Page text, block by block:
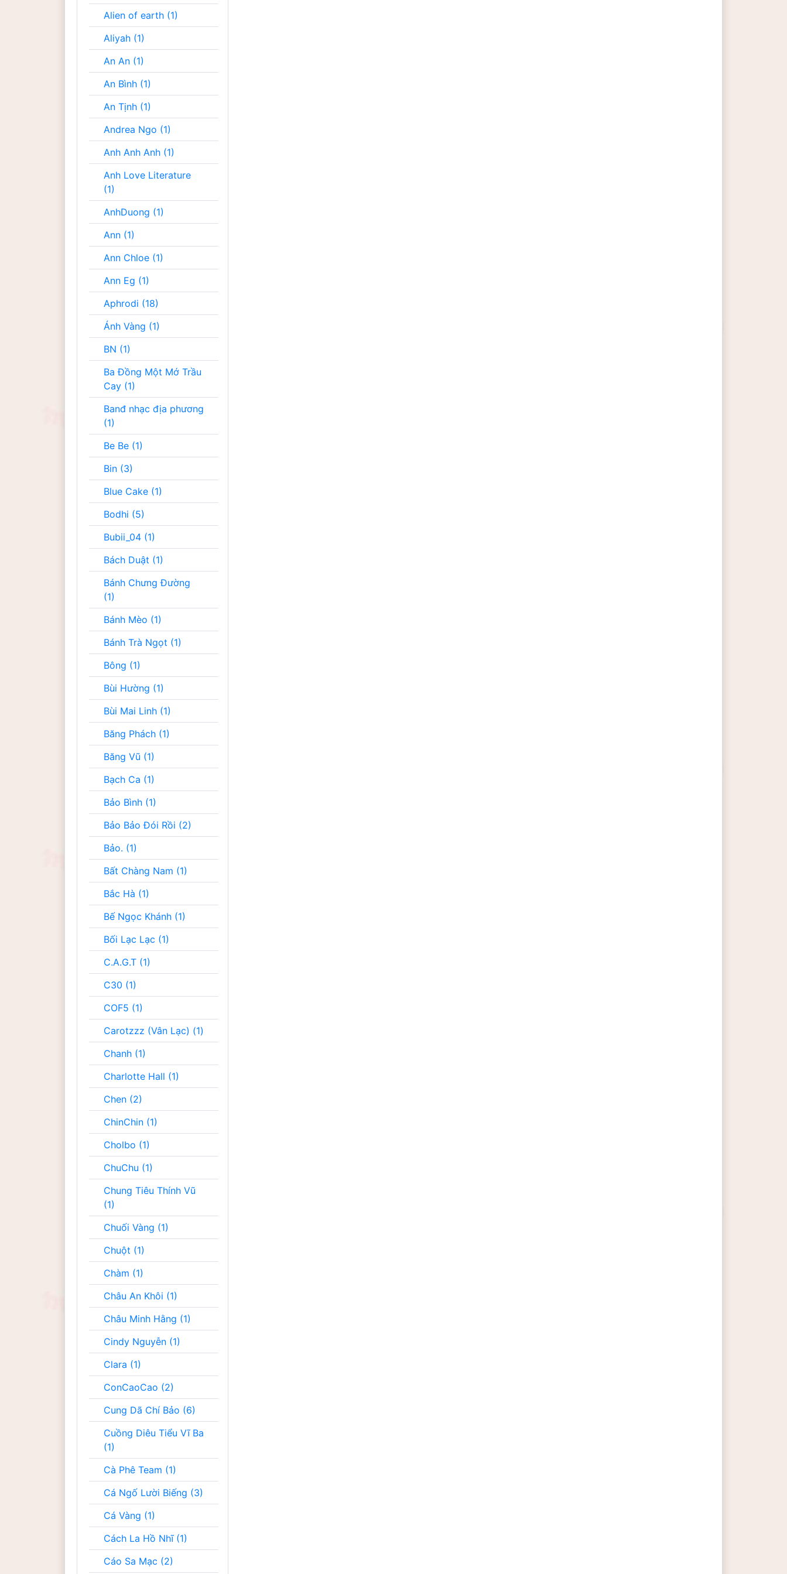
Alien of earth (1)
Aliyah (1)
An An (1)
An Bình (1)
An Tịnh (1)
Andrea Ngo (1)
Anh Anh Anh (1)
Anh Love Literature
(1)
AnhDuong (1)
Ann (1)
Ann Chloe (1)
Ann Eg (1)
Aphrodi (18)
Ánh Vàng (1)
BN (1)
Ba Đồng Một Mớ Trầu
Cay (1)
Banđ nhạc địa phương
(1)
Be Be (1)
Bin (3)
Blue Cake (1)
Bodhi (5)
Bubii_04 (1)
Bách Duật (1)
Bánh Chưng Đường
(1)
Bánh Mèo (1)
Bánh Trà Ngọt (1)
Bông (1)
Bùi Hường (1)
Bùi Mai Linh (1)
Băng Phách (1)
Băng Vũ (1)
Bạch Ca (1)
Bảo Bình (1)
Bảo Bảo Đói Rồi (2)
Bảo. (1)
Bất Chàng Nam (1)
Bắc Hà (1)
Bế Ngọc Khánh (1)
Bối Lạc Lạc (1)
C.A.G.T (1)
C30 (1)
COF5 (1)
Carotzzz (Vân Lạc) (1)
Chanh (1)
Charlotte Hall (1)
Chen (2)
ChinChin (1)
Cholbo (1)
ChuChu (1)
Chung Tiêu Thính Vũ
(1)
Chuối Vàng (1)
Chuột (1)
Chàm (1)
Châu An Khôi (1)
Châu Minh Hằng (1)
Cindy Nguyễn (1)
Clara (1)
ConCaoCao (2)
Cung Dã Chí Bảo (6)
Cuồng Diêu Tiểu Vĩ Ba
(1)
Cà Phê Team (1)
Cá Ngố Lười Biếng (3)
Cá Vàng (1)
Cách La Hồ Nhĩ (1)
Cáo Sa Mạc (2)